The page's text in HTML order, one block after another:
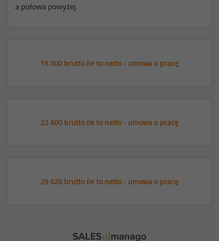
a połowa powyżej.
16 300 brutto ile to netto - umowa o pracę
22 600 brutto ile to netto - umowa o pracę
29 620 brutto ile to netto - umowa o pracę